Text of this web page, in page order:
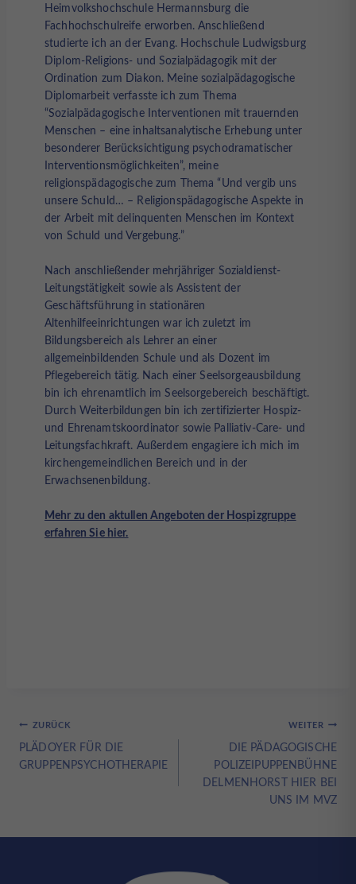
Heimvolkshochschule Hermannsburg die
Fachhochschulreife erworben. Anschließend
studierte ich an der Evang. Hochschule Ludwigsburg
Diplom-Religions- und Sozialpädagogik mit der
Ordination zum Diakon. Meine sozialpädagogische
Diplomarbeit verfasste ich zum Thema
“Sozialpädagogische Interventionen mit trauernden
Menschen – eine inhaltsanalytische Erhebung unter
besonderer Berücksichtigung psychodramatischer
Interventionsmöglichkeiten”, meine
religionspädagogische zum Thema “Und vergib uns
unsere Schuld… – Religionspädagogische Aspekte in
der Arbeit mit delinquenten Menschen im Kontext
von Schuld und Vergebung.”
Nach anschließender mehrjähriger Sozialdienst-
Leitungstätigkeit sowie als Assistent der
Geschäftsführung in stationären
Altenhilfeeinrichtungen war ich zuletzt im
Bildungsbereich als Lehrer an einer
allgemeinbildenden Schule und als Dozent im
Pflegebereich tätig. Nach einer Seelsorgeausbildung
bin ich ehrenamtlich im Seelsorgebereich beschäftigt.
Durch Weiterbildungen bin ich zertifizierter Hospiz-
und Ehrenamtskoordinator sowie Palliativ-Care- und
Leitungsfachkraft. Außerdem engagiere ich mich im
kirchengemeindlichen Bereich und in der
Erwachsenenbildung.
Mehr zu den aktullen Angeboten der Hospizgruppe
erfahren Sie hier.
Beitragsnavigation
ZURÜCK
PLÄDOYER FÜR DIE
GRUPPENPSYCHOTHERAPIE
WEITER
DIE PÄDAGOGISCHE
POLIZEIPUPPENBÜHNE
DELMENHORST HIER BEI
UNS IM MVZ